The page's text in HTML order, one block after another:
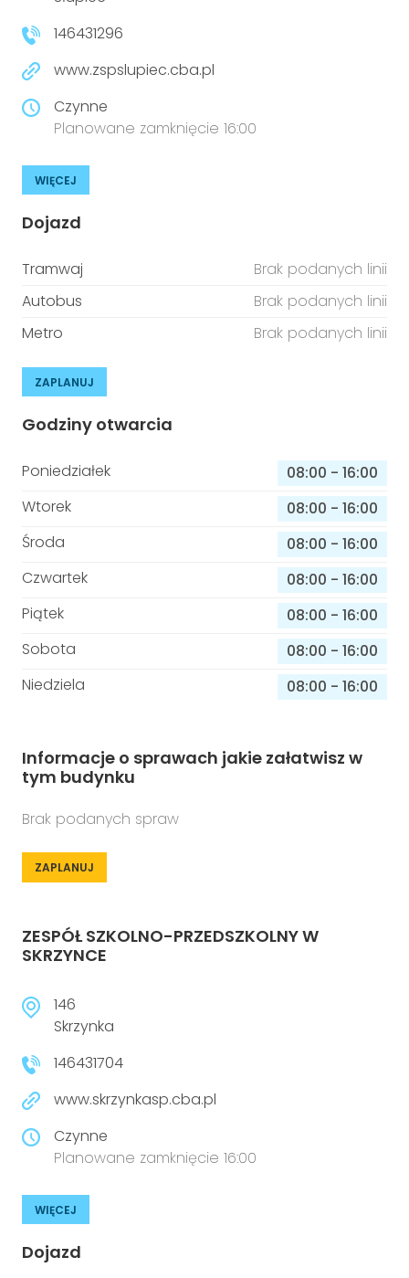
146431296
www.zspslupiec.cba.pl
Czynne
Planowane zamknięcie 16:00
WIĘCEJ
Dojazd
Tramwaj
Brak podanych linii
Autobus
Brak podanych linii
Metro
Brak podanych linii
ZAPLANUJ
Godziny otwarcia
Poniedziałek 08:00 - 16:00
Wtorek
08:00 - 16:00
Środa
08:00 - 16:00
Czwartek
08:00 - 16:00
Piątek
08:00 - 16:00
Sobota
08:00 - 16:00
Niedziela
08:00 - 16:00
Informacje o sprawach jakie załatwisz w
tym budynku
Brak podanych spraw
ZAPLANUJ
ZESPÓŁ SZKOLNO-PRZEDSZKOLNY W
SKRZYNCE
146
Skrzynka
146431704
www.skrzynkasp.cba.pl
Czynne
Planowane zamknięcie 16:00
WIĘCEJ
Dojazd